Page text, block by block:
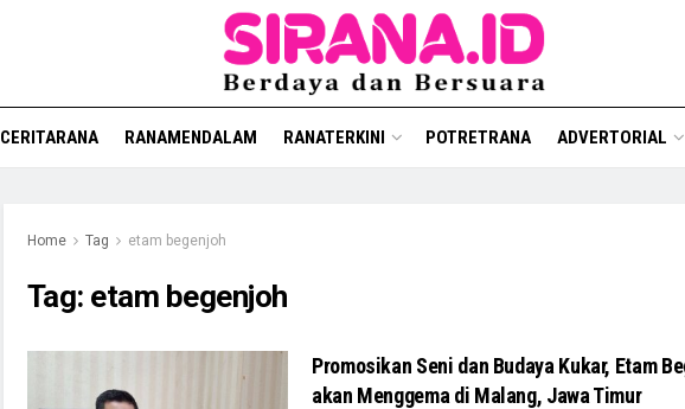
CERITARANA RANAMENDALAM RANATERKINI POTRETRANA ADVERTORIAL
Home Tag etam begenjoh
Tag: etam begenjoh
Promosikan Seni dan Budaya Kukar, Etam
akan Menggema di Malang, Jawa Timur